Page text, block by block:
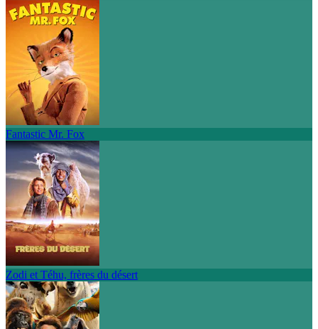
Fantastic Mr. Fox
Zodi et Téhu, frères du désert